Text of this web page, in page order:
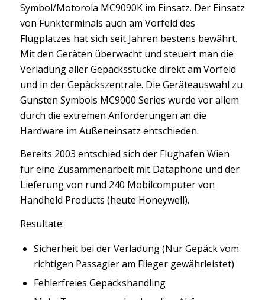
Symbol/Motorola MC9090K im Einsatz. Der Einsatz
von Funkterminals auch am Vorfeld des
Flugplatzes hat sich seit Jahren bestens bewährt.
Mit den Geräten überwacht und steuert man die
Verladung aller Gepäcksstücke direkt am Vorfeld
und in der Gepäckszentrale. Die Geräteauswahl zu
Gunsten Symbols MC9000 Series wurde vor allem
durch die extremen Anforderungen an die
Hardware im Außeneinsatz entschieden.
Bereits 2003 entschied sich der Flughafen Wien
für eine Zusammenarbeit mit Dataphone und der
Lieferung von rund 240 Mobilcomputer von
Handheld Products (heute Honeywell).
Resultate:
Sicherheit bei der Verladung (Nur Gepäck vom
richtigen Passagier am Flieger gewährleistet)
Fehlerfreies Gepäckshandling